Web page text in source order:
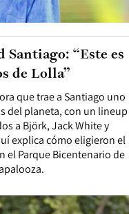
que trae a Santiago uno
del planeta, con un lineup
a Björk, Jack White y
explica cómo eligieron el
el Parque Bicentenario de
Santiago: “Este es
de Lolla”